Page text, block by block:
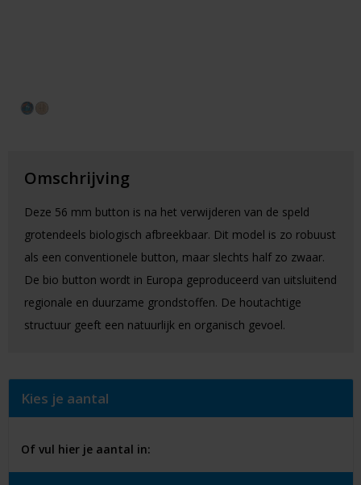
Omschrijving
Deze 56 mm button is na het verwijderen van de speld
grotendeels biologisch afbreekbaar. Dit model is zo robuust
als een conventionele button, maar slechts half zo zwaar.
De bio button wordt in Europa geproduceerd van uitsluitend
regionale en duurzame grondstoffen. De houtachtige
structuur geeft een natuurlijk en organisch gevoel.
Kies je aantal
Of vul hier je aantal in: